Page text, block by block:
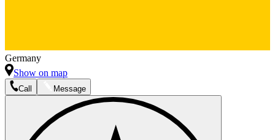
Germany
Show on map
Call Message